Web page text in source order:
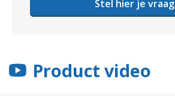
Stel hier je vraag
Product video